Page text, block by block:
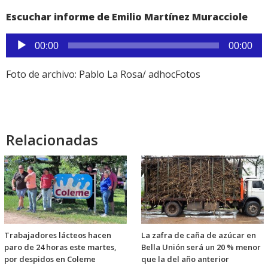
Escuchar informe de Emilio Martínez Muracciole
Reproductor
de
audio
00:00 00:00
Foto de archivo: Pablo La Rosa/ adhocFotos
Relacionadas
Trabajadores lácteos hacen
paro de 24 horas este martes,
por despidos en Coleme
La zafra de caña de azúcar en
Bella Unión será un 20 % menor
que la del año anterior